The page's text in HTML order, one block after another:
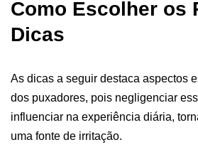
Como Escolher os
Dicas
As dicas a seguir destaca aspectos
dos puxadores, pois negligenciar
influenciar na experiência diária,
uma fonte de irritação.